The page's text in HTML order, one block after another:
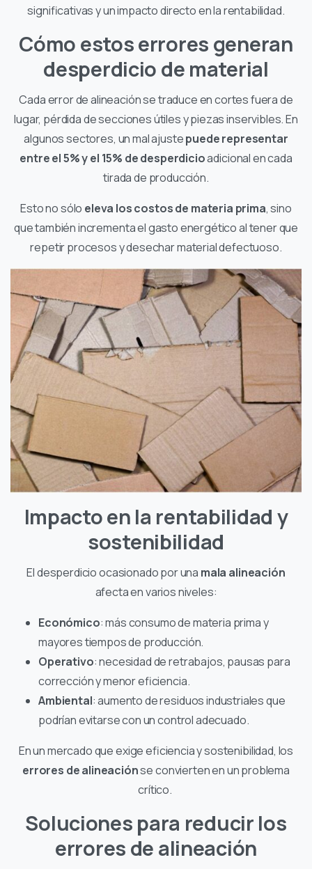
significativas y un impacto directo en la rentabilidad.
Cómo estos errores generan
desperdicio de material
Cada error de alineación se traduce en cortes fuera de
lugar, pérdida de secciones útiles y piezas inservibles. En
algunos sectores, un mal ajustepuede representar
entre el 5% y el 15% de desperdicioadicional en cada
tirada de producción.
Esto no sólo eleva los costos de materia prima, sino
que también incrementa el gasto energético al tener que
repetir procesos y desechar material defectuoso.
Impacto en la rentabilidad y
sostenibilidad
El desperdicio ocasionado por una mala alineación
afecta en varios niveles:
Económico: más consumo de materia prima y
mayores tiempos de producción.
Operativo: necesidad de retrabajos, pausas para
corrección y menor eficiencia.
Ambiental: aumento de residuos industriales que
podrían evitarse con un control adecuado.
En un mercado que exige eficiencia y sostenibilidad, los
errores de alineaciónse convierten en un problema
crítico.
Soluciones para reducir los
errores de alineación